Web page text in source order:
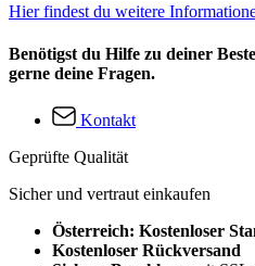
Hier findest du weitere
Benötigst du Hilfe zu deiner
gerne deine Fragen.
Kontakt
Geprüfte Qualität
Sicher und vertraut einkaufen
Österreich: Kostenloser
Kostenloser Rückversand